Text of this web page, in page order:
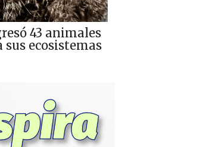
43 animales
sus ecosistemas